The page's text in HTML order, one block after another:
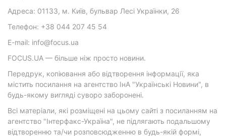
Адреса: 01133, м. Київ, бульвар Лесі Українки, 26
Телефон: +38 044 207 45 54
E-mail: info@focus.ua
FOCUS.UA — більше ніж просто новини.
Передрук, копіювання або відтворення інформації, яка
містить посилання на агентство ІнА "Українські Новини", в
будь-якому вигляді суворо заборонені.
Всі матеріали, які розміщені на цьому сайті з посиланням на
агентство "Інтерфакс-Україна", не підлягають подальшому
відтворенню та/чи розповсюдженню в будь-якій формі,